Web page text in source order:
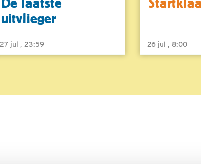
De laatste
uitvlieger
27 jul , 23:59 26 jul , 8:00